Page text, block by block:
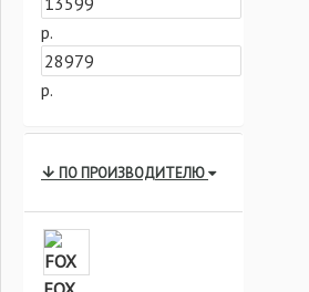
р.
р.
ПО ПРОИЗВОДИТЕЛЮ